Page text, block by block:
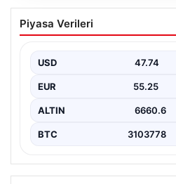
KAAN projesinde
konusu mu?
Cumhurbaşkanı Yardımcısı
Ortak…
Piyasa Verileri
USD 47.74
EUR 55.25
ALTIN 6660.6
BTC 3103778